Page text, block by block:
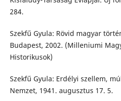
284.
Szekfű Gyula: Rövid magyar
Budapest, 2002. (Milleniumi
Historikusok)
Szekfű Gyula: Erdélyi szellem,
Nemzet, 1941. augusztus 17. 5.